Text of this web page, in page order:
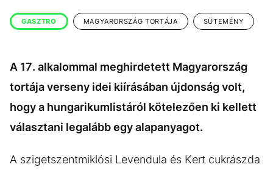
VIDEÓ TÖRTÉNETEK
GASZTRO MAGYARORSZÁG TORTÁJA SÜTEMÉNY
A 17. alkalommal meghirdetett Magyarország
tortája verseny idei kiírásában újdonság volt,
hogy a hungarikumlistáról kötelezően ki kellett
választani legalább egy alapanyagot.
A szigetszentmiklósi Levendula és Kert cukrászda